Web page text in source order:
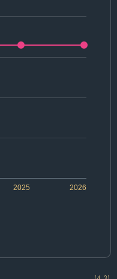
2026
2025